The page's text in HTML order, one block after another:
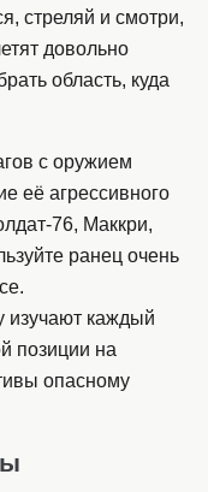
стреляй и смотри,
довольно
область, куда
с оружием
её агрессивного
76, Маккри,
ранец очень
изучают каждый
позиции на
опасному